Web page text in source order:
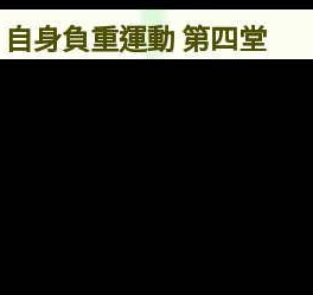
自身負重運動 第四堂